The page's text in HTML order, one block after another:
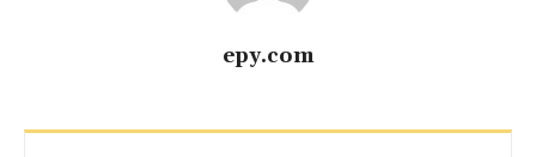
epy.com